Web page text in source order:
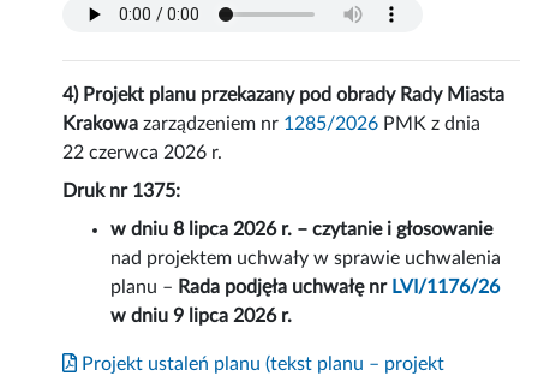
4) Projekt planu przekazany pod obrady Rady Miasta
Krakowa zarządzeniem nr 1285/2026 PMK z dnia
22 czerwca 2026 r.
Druk nr 1375:
w dniu 8 lipca 2026 r. – czytanie i głosowanie
nad projektem uchwały w sprawie uchwalenia
planu – Rada podjęła uchwałę nr LVI/1176/26
w dniu 9 lipca 2026 r.
Projekt ustaleń planu (tekst planu – projekt